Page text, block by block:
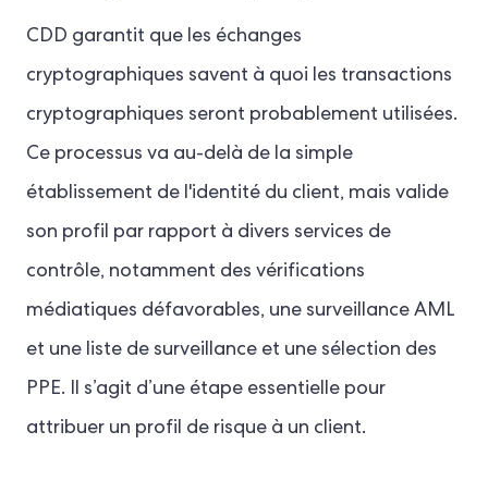
CDD garantit que les échanges
cryptographiques savent à quoi les transactions
cryptographiques seront probablement utilisées.
Ce processus va au-delà de la simple
établissement de l'identité du client, mais valide
son profil par rapport à divers services de
contrôle, notamment des vérifications
médiatiques défavorables, une surveillance AML
et une liste de surveillance et une sélection des
PPE. Il s’agit d’une étape essentielle pour
attribuer un profil de risque à un client.